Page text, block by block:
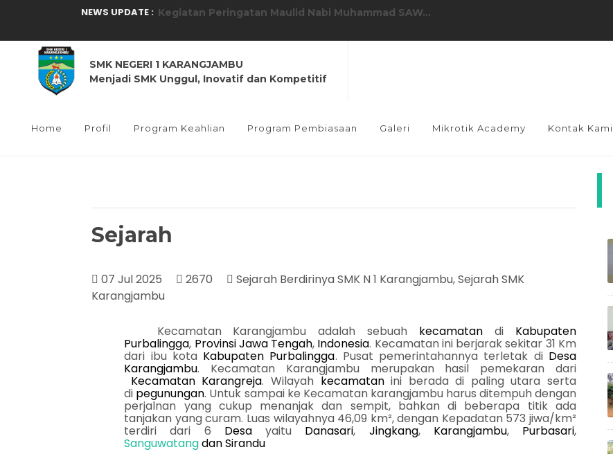
NEWS UPDATE : Kegiatan dalam rangka HUT SMK N 1 Karangjambu yang ke 17...
Gerak Jalan dalam rangka peringatan HUT RI ke-80 Kecamatan K...
Seleksi Paskriba Kecamatan Karangjambu di SMK N 1 Karangjamb...
Kegiatan MPLS Tahun Ajaran 2025/2026...
Mikrotik Academy SMK N 1 Karangjambu...
Realisasi Penggunaan dana BOS Tahap 2 Tahun 2025...
SMK NEGERI 1 KARANGJAMBU
Menjadi SMK Unggul, Inovatif dan Kompetitif
Home Profil Program Keahlian Program Pembiasaan Galeri Mikrotik Academy Kontak Kami
Sejarah
07 Jul 2025 2670
Sejarah Berdirinya SMK N 1 Karangjambu, Sejarah SMK
Karangjambu
Kecamatan Karangjambu adalah sebuah kecamatan di Kabupaten
Purbalingga, ProvinsiJawa Tengah, Indonesia. Kecamatan ini berjarak sekitar 31 Km
dari ibu kota Kabupaten Purbalingga. Pusat pemerintahannya terletak di Desa
Karangjambu. Kecamatan Karangjambu merupakan hasil pemekaran dari
Kecamatan Karangreja. Wilayah kecamatanini berada di paling utara serta
di pegunungan. Untuk sampai ke Kecamatan karangjambu harus ditempuh dengan
perjalnan yang cukup menanjak dan sempit, bahkan di beberapa titik ada
tanjakan yang curam. Luas wilayahnya 46,09 km², dengan Kepadatan 573 jiwa/km²
terdiri dari 6 Desayaitu Danasari, Jingkang, Karangjambu, Purbasari,
Sanguwatangdan Sirandu